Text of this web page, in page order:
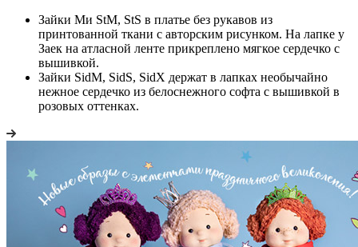
Зайки Ми StM, StS в платье без рукавов из
принтованной ткани с авторским рисунком. На лапке у
Заек на атласной ленте прикреплено мягкое сердечко с
вышивкой.
Зайки SidM, SidS, SidX держат в лапках необычайно
нежное сердечко из белоснежного софта с вышивкой в
розовых оттенках.